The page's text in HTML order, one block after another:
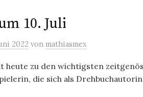
10. Juli
2022 von mathiasmex
heute zu den wichtigsten
die sich als